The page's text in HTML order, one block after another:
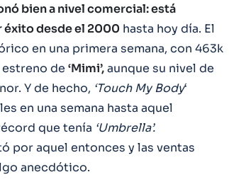
bien a nivel comercial: está
éxito desde el 2000 hasta hoy día. El
en una primera semana, con 463k
estreno de ‘Mimi’,aunque su nivel de
Y de hecho, ‘Touch My Body‘
en una semana hasta aquel
que tenía ‘Umbrella’.
por aquel entonces y las ventas
anecdótico.